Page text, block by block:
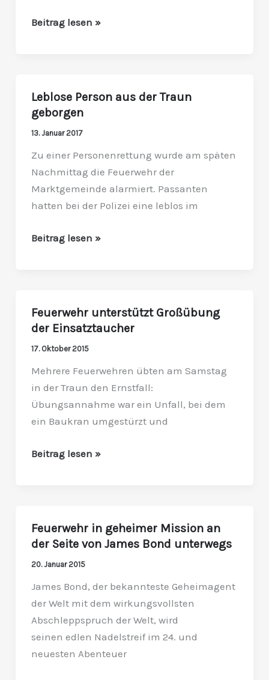
Beitrag lesen »
Leblose Person aus der Traun
geborgen
13. Januar 2017
Zu einer Personenrettung wurde am späten
Nachmittag die Feuerwehr der
Marktgemeinde alarmiert. Passanten
hatten bei der Polizei eine leblos im
Leblose
Person
aus
Beitrag lesen »
Feuerwehr unterstützt Großübung
der Einsatztaucher
17. Oktober 2015
Mehrere Feuerwehren übten am Samstag
in der Traun den Ernstfall:
Übungsannahme war ein Unfall, bei dem
ein Baukran umgestürzt und
Feuerwehr
unterstützt
Großübung
Beitrag lesen »
Feuerwehr in geheimer Mission an
der Seite von James Bond unterwegs
20. Januar 2015
James Bond, der bekannteste Geheimagent
der Welt mit dem wirkungsvollsten
Abschleppspruch der Welt, wird
seinen edlen Nadelstreif im 24. und
neuesten Abenteuer
Feuerwehr
in
geheimer